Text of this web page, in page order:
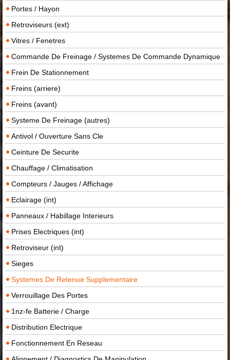
Portes / Hayon
Retroviseurs (ext)
Vitres / Fenetres
Commande De Freinage / Systemes De Commande Dynamique
Frein De Stationnement
Freins (arriere)
Freins (avant)
Systeme De Freinage (autres)
Antivol / Ouverture Sans Cle
Ceinture De Securite
Chauffage / Climatisation
Compteurs / Jauges / Affichage
Eclairage (int)
Panneaux / Habillage Interieurs
Prises Electriques (int)
Retroviseur (int)
Sieges
Systemes De Retenue Supplementaire
Verrouillage Des Portes
1nz-fe Batterie / Charge
Distribution Electrique
Fonctionnement En Reseau